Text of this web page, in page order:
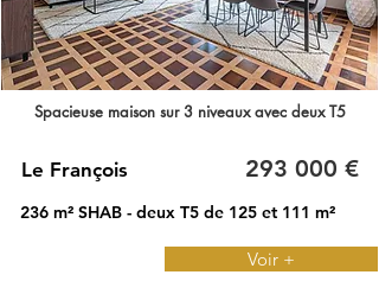
Spacieuse maison sur 3 niveaux avec deux T5
Le François 293 000 €
236 m² SHAB - deux T5 de 125 et 111 m²
Voir +